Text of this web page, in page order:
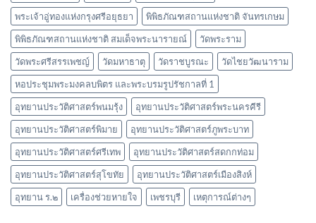
พระเจ้าอู่ทองแห่งกรุงศรีอยุธยา
พิพิธภัณฑสถานแห่งชาติ จันทรเกษม
พิพิธภัณฑสถานแห่งชาติ สมเด็จพระนารายณ์
วัดพระราม
วัดพระศรีสรรเพชญ์
วัดมหาธาตุ วัดราชบูรณะ
วัดไชยวัฒนาราม
หอประชุมพระมงคลบพิตร และพระบรมรูปรัชกาลที่ 1
อุทยานประวัติศาสตร์พนมรุ้ง
อุทยานประวัติศาสตร์พระนครคีรี
อุทยานประวัติศาสตร์พิมาย
อุทยานประวัติศาสตร์ภูพระบาท
อุทยานประวัติศาสตร์ศรีเทพ
อุทยานประวัติศาสตร์สดกกท่อม
อุทยานประวัติศาสตร์สุโขทัย
อุทยานประวัติศาสตร์เมืองสิงห์
อุทยาน ร.๒
เครื่องช่วยหายใจ เพชรบุรี เหตุการณ์ต่างๆ